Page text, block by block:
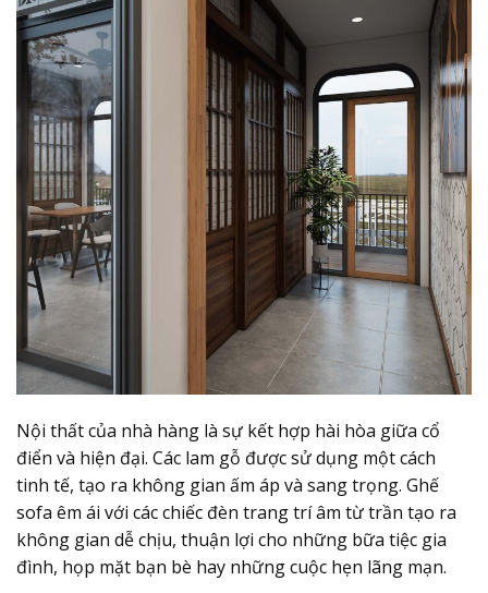
Nội thất của nhà hàng là sự kết hợp hài hòa giữa cổ
điển và hiện đại. Các lam gỗ được sử dụng một cách
tinh tế, tạo ra không gian ấm áp và sang trọng. Ghế
sofa êm ái với các chiếc đèn trang trí âm từ trần tạo ra
không gian dễ chịu, thuận lợi cho những bữa tiệc gia
đình, họp mặt bạn bè hay những cuộc hẹn lãng mạn.